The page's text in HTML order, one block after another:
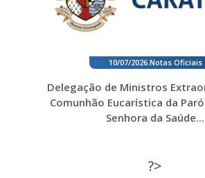
10/07/2026. Notas Oficiais
Delegação de Ministros
Comunhão Eucarística da
Senhora da Saúde...
?>